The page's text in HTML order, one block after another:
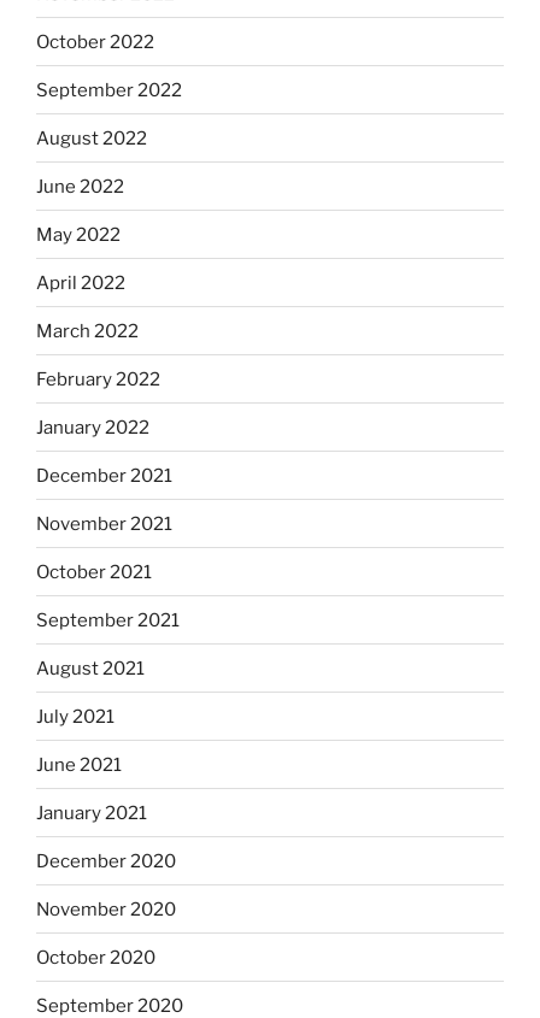
October 2022
September 2022
August 2022
June 2022
May 2022
April 2022
March 2022
February 2022
January 2022
December 2021
November 2021
October 2021
September 2021
August 2021
July 2021
June 2021
January 2021
December 2020
November 2020
October 2020
September 2020